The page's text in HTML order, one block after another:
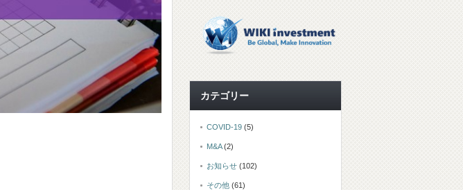
カテゴリー
COVID-19 (5)
M&A(2)
お知らせ (102)
その他 (61)